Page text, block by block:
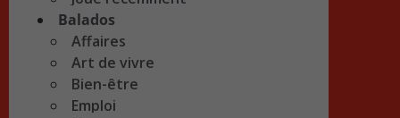
Balados
Affaires
Art de vivre
Bien-être
Emploi